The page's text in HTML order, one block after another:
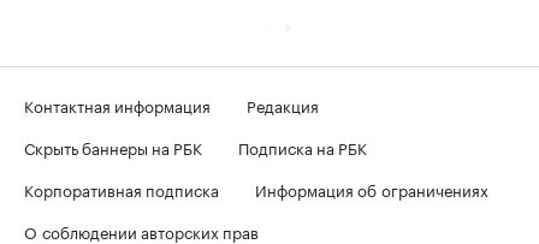
Контактная информация
Редакция
Скрыть баннеры на РБК
Подписка на РБК
Корпоративная подписка
Информация об ограничениях
О соблюдении авторских прав